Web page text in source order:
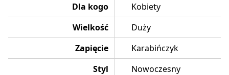
Dla kogo
Kobiety
Wielkość
Duży
Zapięcie
Karabińczyk
Styl
Nowoczesny